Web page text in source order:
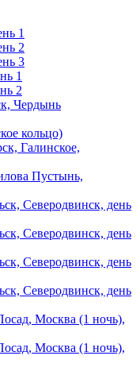
1
2
3
1
2
Чердынь
кольцо)
Галинское,
Пустынь,
Северодвинск, день
Северодвинск, день
Северодвинск, день
Северодвинск, день
Москва (1 ночь),
Москва (1 ночь),